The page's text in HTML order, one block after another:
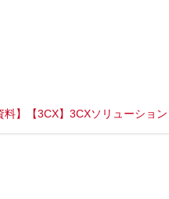
料】【3CX】3CXソリューショ